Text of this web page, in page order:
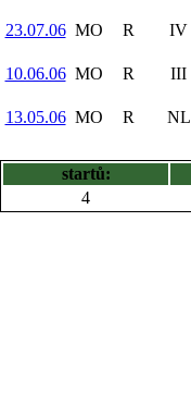
23.07.06 MO R IV
10.06.06 MO R III
13.05.06 MO R NL
startů:
4